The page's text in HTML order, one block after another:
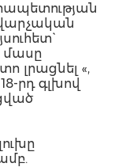
մասը
լրացնել «,
րդ գլխով